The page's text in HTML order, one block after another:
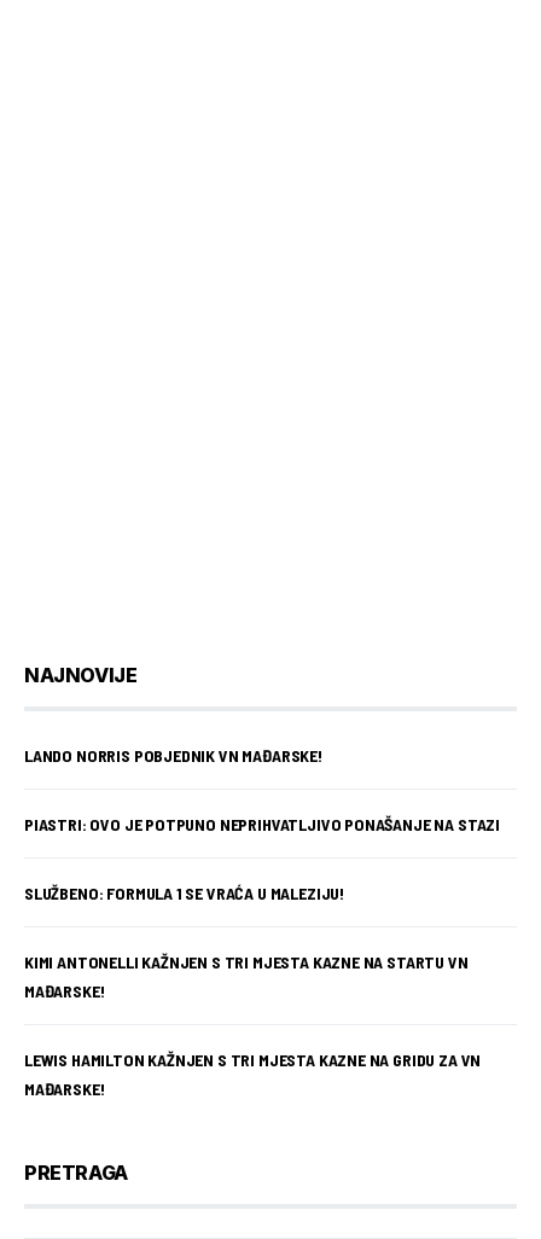
NAJNOVIJE
LANDO NORRIS POBJEDNIK VN MAĐARSKE!
PIASTRI: OVO JE POTPUNO NEPRIHVATLJIVO PONAŠANJE NA STAZI
SLUŽBENO: FORMULA 1 SE VRAĆA U MALEZIJU!
KIMI ANTONELLI KAŽNJEN S TRI MJESTA KAZNE NA STARTU VN
MAĐARSKE!
LEWIS HAMILTON KAŽNJEN S TRI MJESTA KAZNE NA GRIDU ZA VN
MAĐARSKE!
PRETRAGA